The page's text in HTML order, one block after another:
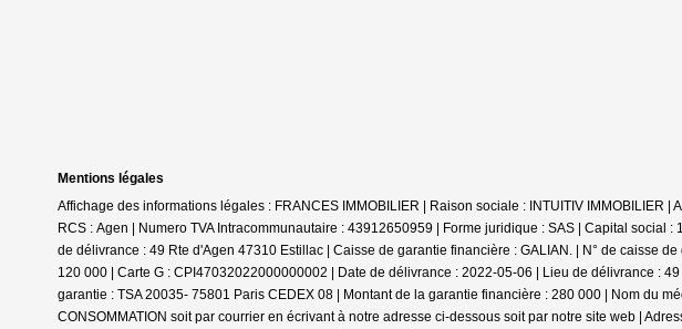
Mentions légales
Affichage des informations légales : FRANCES IMMOBILIER | Raison sociale : INTUITIV IMMOBILIER
RCS : Agen | Numero TVA Intracommunautaire : 43912650959 | Forme juridique : SAS | Capital social :
de délivrance : 49 Rte d'Agen 47310 Estillac | Caisse de garantie financière : GALIAN. | N° de caisse
120 000 | Carte G : CPI47032022000000002 | Date de délivrance : 2022-05-06 | Lieu de délivrance :
garantie : TSA 20035- 75801 Paris CEDEX 08 | Montant de la garantie financière : 280 000 | Nom du
CONSOMMATION soit par courrier en écrivant à notre adresse ci-dessous soit par notre site web |